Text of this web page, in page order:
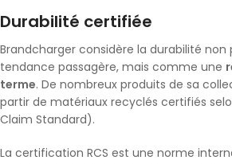
Durabilité certifiée
Brandcharger considère la durabilité
tendance passagère, mais comme une
terme. De nombreux produits de sa
partir de matériaux recyclés certifiés
Claim Standard).
La certification RCS est une norme